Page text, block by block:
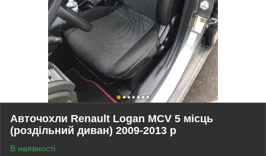
Авточохли Renault Logan MCV 5 місць
(роздільний диван) 2009-2013 р
В наявності